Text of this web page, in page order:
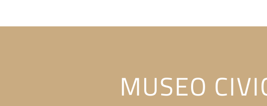
MUSEO